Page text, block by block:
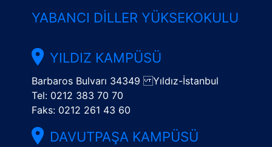
YABANCI DILLER YÜKSEKOKULU
YILDIZ KAMPÜSÜ
Barbaros Bulvarı 34349 Yıldız-İstanbul
Tel: 0212 383 70 70
Faks: 0212 261 43 60
DAVUTPAŞA KAMPÜSÜ